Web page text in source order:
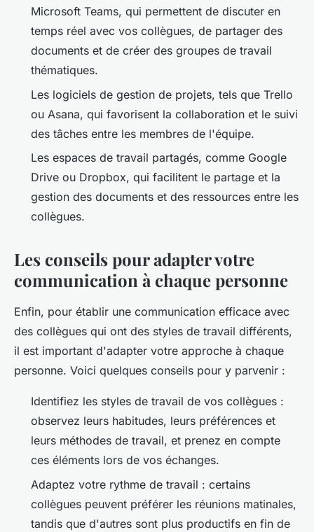
Microsoft Teams, qui permettent de discuter en
temps réel avec vos collègues, de partager des
documents et de créer des groupes de travail
thématiques.
Les logiciels de gestion de projets, tels que Trello
ou Asana, qui favorisent la collaboration et le suivi
des tâches entre les membres de l'équipe.
Les espaces de travail partagés, comme Google
Drive ou Dropbox, qui facilitent le partage et la
gestion des documents et des ressources entre les
collègues.
Les conseils pour adapter votre
communication à chaque personne
Enfin, pour établir une communication efficace avec
des collègues qui ont des styles de travail différents,
il est important d'adapter votre approche à chaque
personne. Voici quelques conseils pour y parvenir :
Identifiez les styles de travail de vos collègues :
observez leurs habitudes, leurs préférences et
leurs méthodes de travail, et prenez en compte
ces éléments lors de vos échanges.
Adaptez votre rythme de travail : certains
collègues peuvent préférer les réunions matinales,
tandis que d'autres sont plus productifs en fin de